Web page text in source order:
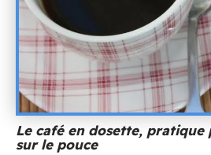
Le café en dosette,
sur le pouce